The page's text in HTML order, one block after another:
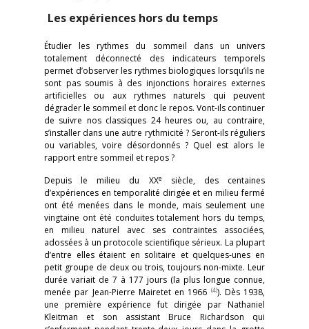
Les expériences hors du temps
Étudier les rythmes du sommeil dans un univers
totalement déconnecté des indicateurs temporels
permet d’observer les rythmes biologiques lorsqu’ils ne
sont pas soumis à des injonctions horaires externes
artificielles ou aux rythmes naturels qui peuvent
dégrader le sommeil et donc le repos. Vont-ils continuer
de suivre nos classiques 24 heures ou, au contraire,
s’installer dans une autre rythmicité ? Seront-ils réguliers
ou variables, voire désordonnés ? Quel est alors le
rapport entre sommeil et repos ?
Depuis le milieu du XXesiècle, des centaines
d’expériences en temporalité dirigée et en milieu fermé
ont été menées dans le monde, mais seulement une
vingtaine ont été conduites totalement hors du temps,
en milieu naturel avec ses contraintes associées,
adossées à un protocole scientifique sérieux. La plupart
d’entre elles étaient en solitaire et quelques-unes en
petit groupe de deux ou trois, toujours non-mixte. Leur
durée variait de 7 à 177 jours (la plus longue connue,
menée par Jean-Pierre Mairetet en 1966 (4)). Dès 1938,
une première expérience fut dirigée par Nathaniel
Kleitman et son assistant Bruce Richardson qui